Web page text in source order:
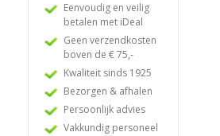
Eenvoudig en veilig
betalen met iDeal
Geen verzendkosten
boven de € 75,-
Kwaliteit sinds 1925
Bezorgen & afhalen
Persoonlijk advies
Vakkundig personeel